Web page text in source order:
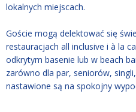
lokalnych miejscach.
Goście mogą delektować się
restauracjach all inclusive i à la
odkrytym basenie lub w beach
zarówno dla par, seniorów,
nastawione są na spokojny